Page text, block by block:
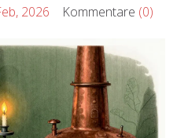
2026 Kommentare (0)